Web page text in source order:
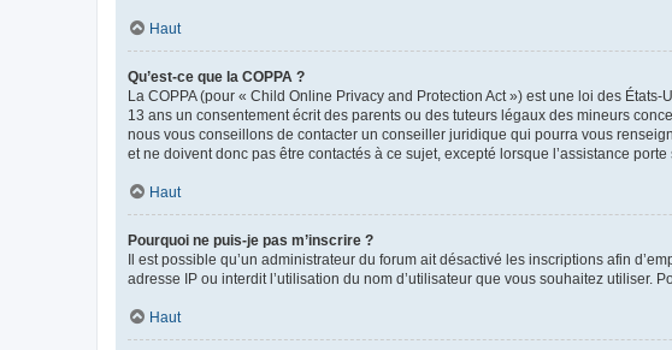
Haut
Qu’est-ce que la COPPA ?
La COPPA (pour « Child Online Privacy and Protection Act ») est une loi des
13 ans un consentement écrit des parents ou des tuteurs légaux des mineurs
nous vous conseillons de contacter un conseiller juridique qui pourra vous
et ne doivent donc pas être contactés à ce sujet, excepté lorsque l’assistance
Haut
Pourquoi ne puis-je pas m’inscrire ?
Il est possible qu’un administrateur du forum ait désactivé les inscriptions afin
adresse IP ou interdit l’utilisation du nom d’utilisateur que vous souhaitez utiliser.
Haut